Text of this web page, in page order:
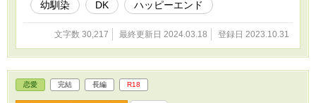
いくつもりだった。 優一朗のひとことさえな
幼馴染
DK ハッピーエンド
文字数 30,217 最終更新日 2024.03.18 登録日 2023.10.31
恋愛 完結 長編 R18